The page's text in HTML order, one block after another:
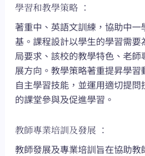
學習和教學策略 ：
著重中、英語文訓練，協助中一
基。課程設計以學生的學習需要
局要求、該校的教學特色、老師
展方向。教學策略著重提昇學習
自主學習技能，並運用適切提問
的課堂參與及促進學習。
教師專業培訓及發展 ：
教師發展及專業培訓旨在協助教